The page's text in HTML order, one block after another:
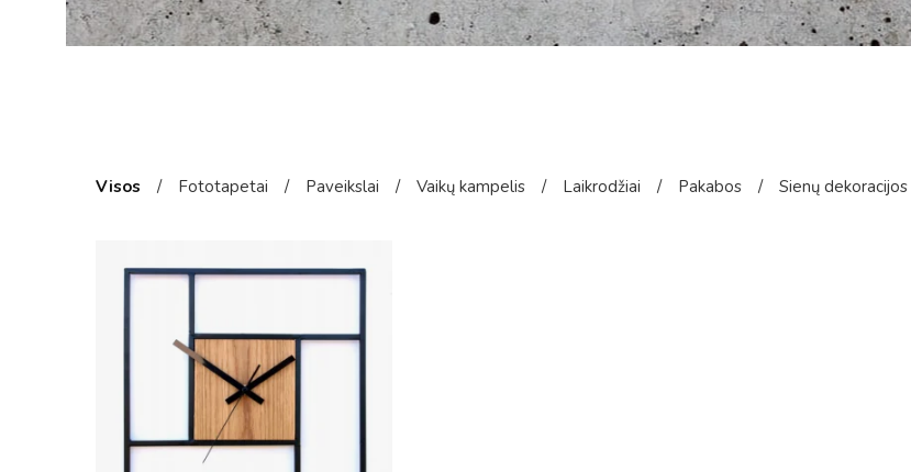
Visos / Fototapetai / Paveikslai / Vaikų kampelis / Laikrodžiai / Pakabos / Sienų dekoracijos